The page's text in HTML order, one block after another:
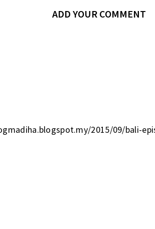
ADD YOUR COMMENT
2015/09/bali-